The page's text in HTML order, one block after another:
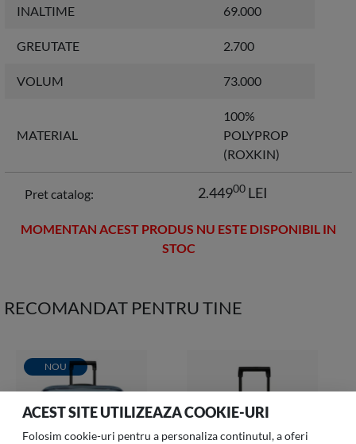
ACEST SITE UTILIZEAZA COOKIE-URI
Folosim cookie-uri pentru a personaliza continutul, a oferi
INALTIME 69.000
GREUTATE 2.700
VOLUM 73.000
MATERIAL
100%
POLYPROP
(ROXKIN)
Pret catalog: 2.44900 LEI
MOMENTAN ACEST PRODUS NU ESTE DISPONIBIL IN
STOC
RECOMANDAT PENTRU TINE
NOU